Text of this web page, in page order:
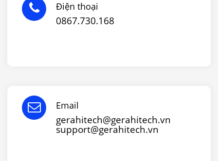
Điện thoại
0867.730.168
Email
gerahitech@gerahitech.vn
support@gerahitech.vn